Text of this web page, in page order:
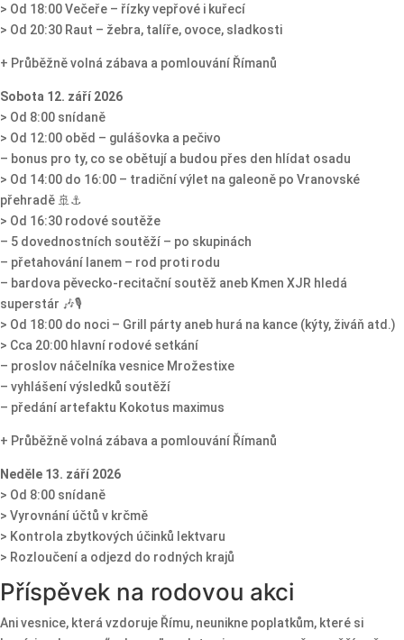
> Od 18:00 Večeře – řízky vepřové i kuřecí
> Od 20:30 Raut – žebra, talíře, ovoce, sladkosti
+ Průběžně volná zábava a pomlouvání Římanů
Sobota 12. září 2026
> Od 8:00 snídaně
> Od 12:00 oběd – gulášovka a pečivo
– bonus pro ty, co se obětují a budou přes den hlídat osadu
> Od 14:00 do 16:00 – tradiční výlet na galeoně po Vranovské
přehradě 🚢⚓
> Od 16:30 rodové soutěže
– 5 dovednostních soutěží – po skupinách
– přetahování lanem – rod proti rodu
– bardova pěvecko-recitační soutěž aneb Kmen XJR hledá
superstár 🎶🎙️
> Od 18:00 do noci – Grill párty aneb hurá na kance (kýty, živáň atd.)
> Cca 20:00 hlavní rodové setkání
– proslov náčelníka vesnice Mrožestixe
– vyhlášení výsledků soutěží
– předání artefaktu Kokotus maximus
+ Průběžně volná zábava a pomlouvání Římanů
Neděle 13. září 2026
> Od 8:00 snídaně
> Vyrovnání účtů v krčmě
> Kontrola zbytkových účinků lektvaru
> Rozloučení a odjezd do rodných krajů
Příspěvek na rodovou akci
Ani vesnice, která vzdoruje Římu, neunikne poplatkům, které si